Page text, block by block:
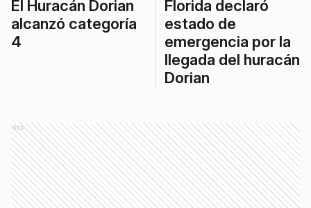
El Huracán Dorian
alcanzó categoría
4
Florida declaró
estado de
emergencia por la
llegada del huracán
Dorian
Ads